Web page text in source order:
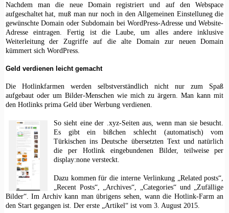
Nachdem man die neue Domain registriert und auf den Webspace
aufgeschaltet hat, muß man nur noch in den Allgemeinen Einstelluneg die
gewünschte Domain oder Subdomain bei WordPress-Adresse und Website-
Adresse eintragen. Fertig ist die Laube, um alles andere inklusive
Weiterleitung der Zugriffe auf die alte Domain zur neuen Domain
kümmert sich WordPress.
Geld verdienen leicht gemacht
Die Hotlinkfarmen werden selbstverständlich nicht nur zum Spaß
aufgebaut oder um Bilder-Menschen wie mich zu ärgern. Man kann mit
den Hotlinks prima Geld über Werbung verdienen.
So sieht eine der .xyz-Seiten aus, wenn man sie besucht.
Es gibt ein bißchen schlecht (automatisch) vom
Türkischen ins Deutsche übersetzten Text und natürlich
die per Hotlink eingebundenen Bilder, teilweise per
display:none versteckt.
Dazu kommen für die interne Verlinkung „Related posts“,
„Recent Posts“, „Archives“, „Categories“ und „Zufällige
Bilder“. Im Archiv kann man übrigens sehen, wann die Hotlink-Farm an
den Start gegangen ist. Der erste „Artikel“ ist vom 3. August 2015.